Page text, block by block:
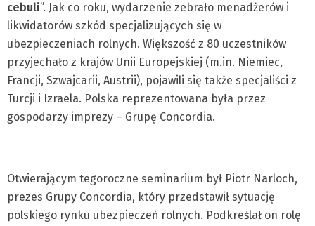
cebuli”. Jak co roku, wydarzenie zebrało menadżerów i
likwidatorów szkód specjalizujących się w
ubezpieczeniach rolnych. Większość z 80 uczestników
przyjechało z krajów Unii Europejskiej (m.in. Niemiec,
Francji, Szwajcarii, Austrii), pojawili się także specjaliści z
Turcji i Izraela. Polska reprezentowana była przez
gospodarzy imprezy – Grupę Concordia.
Otwierającym tegoroczne seminarium był Piotr Narloch,
prezes Grupy Concordia, który przedstawił sytuację
polskiego rynku ubezpieczeń rolnych. Podkreślał on rolę